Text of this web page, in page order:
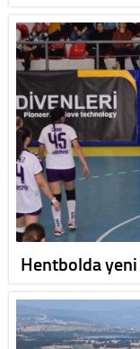
Hentbolda yeni